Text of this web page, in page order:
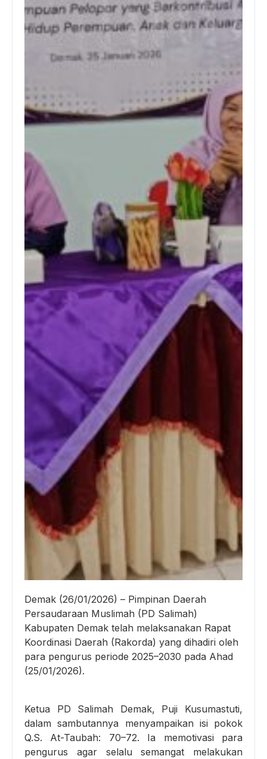
Demak (26/01/2026) – Pimpinan Daerah
Persaudaraan Muslimah (PD Salimah)
Kabupaten Demak telah melaksanakan Rapat
Koordinasi Daerah (Rakorda) yang dihadiri oleh
para pengurus periode 2025–2030 pada Ahad
(25/01/2026).
Ketua PD Salimah Demak, Puji Kusumastuti,
dalam sambutannya menyampaikan isi pokok
Q.S. At-Taubah: 70–72. Ia memotivasi para
pengurus agar selalu semangat melakukan